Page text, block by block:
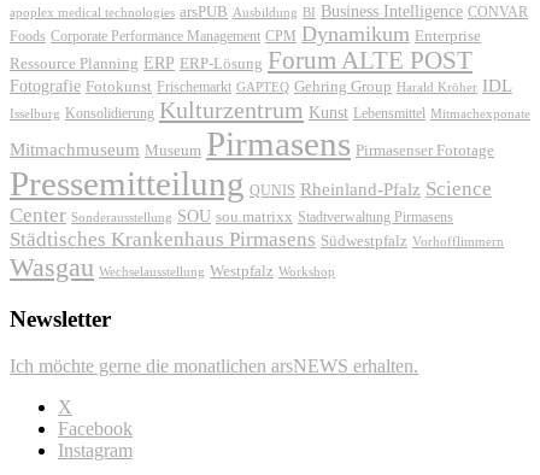
apoplex medical technologies arsPUB Ausbildung BI Business Intelligence CONVAR
Foods Corporate Performance Management CPM Dynamikum Enterprise
Ressource Planning ERP ERP-Lösung Forum ALTE POST
Fotografie Fotokunst Frischemarkt GAPTEQ Gehring Group Harald Kröher IDL
Isselburg Konsolidierung Kulturzentrum Kunst Lebensmittel Mitmachexponate
Mitmachmuseum Museum Pirmasens Pirmasenser Fototage
Pressemitteilung QUNIS Rheinland-Pfalz Science
Center Sonderausstellung SOU sou.matrixx Stadtverwaltung Pirmasens
Städtisches Krankenhaus Pirmasens Südwestpfalz Vorhofflimmern
Wasgau Wechselausstellung Westpfalz Workshop
Newsletter
Ich möchte gerne die monatlichen arsNEWS erhalten.
X
Facebook
Instagram